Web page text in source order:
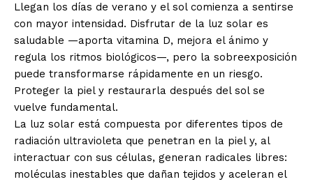
Llegan los días de verano y el sol comienza a sentirse
con mayor intensidad. Disfrutar de la luz solar es
saludable —aporta vitamina D, mejora el ánimo y
regula los ritmos biológicos—, pero la sobreexposición
puede transformarse rápidamente en un riesgo.
Proteger la piel y restaurarla después del sol se
vuelve fundamental.
La luz solar está compuesta por diferentes tipos de
radiación ultravioleta que penetran en la piel y, al
interactuar con sus células, generan radicales libres:
moléculas inestables que dañan tejidos y aceleran el